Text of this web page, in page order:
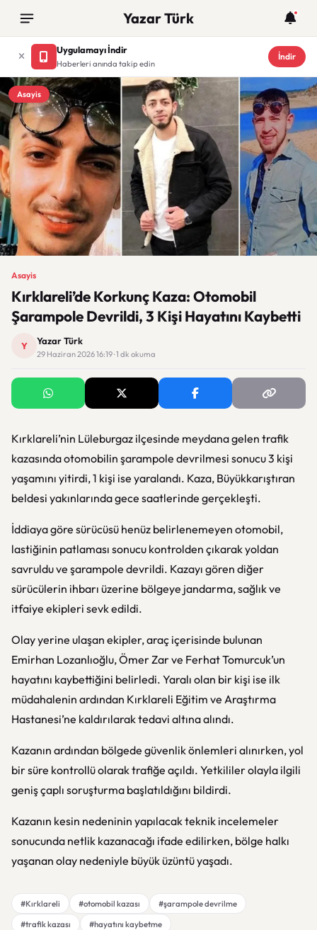
Yazar Türk
Uygulamayı İndir
Haberleri anında takip edin
İndir
Asayis
Asayis
Kırklareli’de Korkunç Kaza: Otomobil
Şarampole Devrildi, 3 Kişi Hayatını Kaybetti
Y Yazar Türk
29 Haziran 2026 16:19 · 1 dk okuma
Kırklareli’nin Lüleburgaz ilçesinde meydana gelen trafik
kazasında otomobilin şarampole devrilmesi sonucu 3 kişi
yaşamını yitirdi, 1 kişi ise yaralandı. Kaza, Büyükkarıştıran
beldesi yakınlarında gece saatlerinde gerçekleşti.
İddiaya göre sürücüsü henüz belirlenemeyen otomobil,
lastiğinin patlaması sonucu kontrolden çıkarak yoldan
savruldu ve şarampole devrildi. Kazayı gören diğer
sürücülerin ihbarı üzerine bölgeye jandarma, sağlık ve
itfaiye ekipleri sevk edildi.
Olay yerine ulaşan ekipler, araç içerisinde bulunan
Emirhan Lozanlıoğlu, Ömer Zar ve Ferhat Tomurcuk’un
hayatını kaybettiğini belirledi. Yaralı olan bir kişi ise ilk
müdahalenin ardından Kırklareli Eğitim ve Araştırma
Hastanesi’ne kaldırılarak tedavi altına alındı.
Kazanın ardından bölgede güvenlik önlemleri alınırken, yol
bir süre kontrollü olarak trafiğe açıldı. Yetkililer olayla ilgili
geniş çaplı soruşturma başlatıldığını bildirdi.
Kazanın kesin nedeninin yapılacak teknik incelemeler
sonucunda netlik kazanacağı ifade edilirken, bölge halkı
yaşanan olay nedeniyle büyük üzüntü yaşadı.
#Kırklareli #otomobil kazası
#şarampole devrilme
#trafik kazası
#hayatını kaybetme